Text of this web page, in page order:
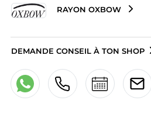
RAYON OXBOW
DEMANDE CONSEIL À TON SHOP